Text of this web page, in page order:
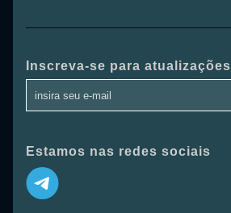
Inscreva-se para atualizações
Estamos nas redes sociais